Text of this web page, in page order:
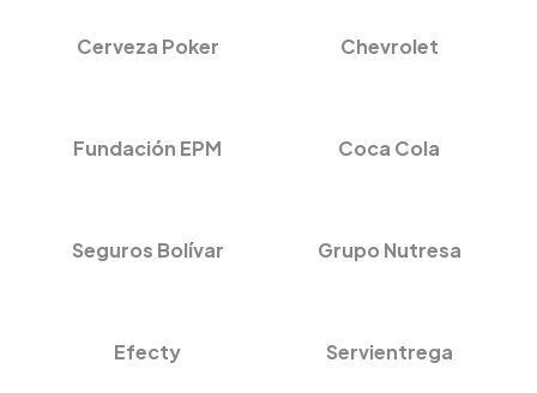
Cerveza Poker Chevrolet
Fundación EPM Coca Cola
Seguros Bolívar Grupo Nutresa
Efecty Servientrega